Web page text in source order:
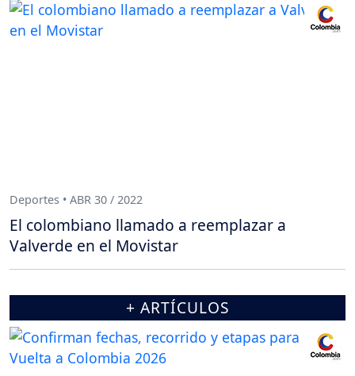
Deportes • ABR 30 / 2022
El colombiano llamado a reemplazar a
Valverde en el Movistar
+ ARTÍCULOS